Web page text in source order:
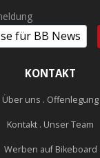
KONTAKT
Über uns . Offenlegung
Kontakt . Unser Team
Werben auf Bikeboard